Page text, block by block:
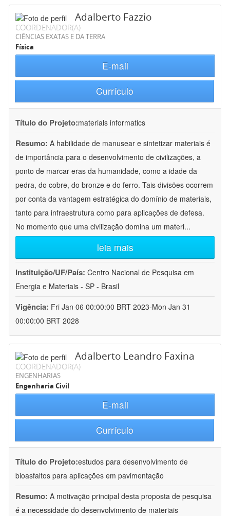
Adalberto Fazzio
COORDENADOR(A)
CIÊNCIAS EXATAS E DA TERRA
Física
E-mail
Currículo
Título do Projeto:materials informatics
Resumo: A habilidade de manusear e sintetizar materiais é
de importância para o desenvolvimento de civilizações, a
ponto de marcar eras da humanidade, como a idade da
pedra, do cobre, do bronze e do ferro. Tais divisões ocorrem
por conta da vantagem estratégica do domínio de materiais,
tanto para infraestrutura como para aplicações de defesa.
No momento que uma civilização domina um materi...
leia mais
Instituição/UF/País: Centro Nacional de Pesquisa em
Energia e Materiais - SP - Brasil
Vigência: Fri Jan 06 00:00:00 BRT 2023-Mon Jan 31
00:00:00 BRT 2028
Adalberto Leandro Faxina
COORDENADOR(A)
ENGENHARIAS
Engenharia Civil
E-mail
Currículo
Título do Projeto:estudos para desenvolvimento de
bioasfaltos para aplicações em pavimentação
Resumo: A motivação principal desta proposta de pesquisa
é a necessidade do desenvolvimento de materiais